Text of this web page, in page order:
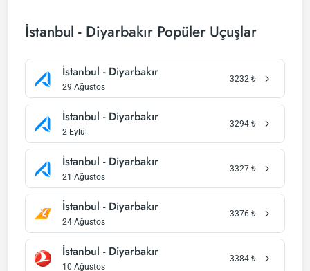
İstanbul - Diyarbakır Popüler Uçuşlar
İstanbul - Diyarbakır
29 Ağustos
3232 ₺
İstanbul - Diyarbakır
2 Eylül
3294 ₺
İstanbul - Diyarbakır
21 Ağustos
3327 ₺
İstanbul - Diyarbakır
24 Ağustos
3376 ₺
İstanbul - Diyarbakır
10 Ağustos
3384 ₺